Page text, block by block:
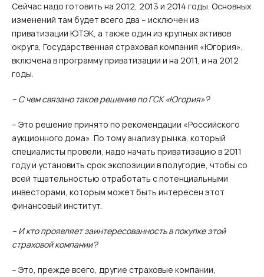
Сейчас надо готовить на 2012, 2013 и 2014 годы. Основных
изменений там будет всего два – исключен из
приватизации ЮТЭК, а также один из крупных активов
округа, Государственная страховая компания «Югория»,
включена в программу приватизации и на 2011, и на 2012
годы.
– С чем связано такое решение по ГСК «Югория»?
– Это решение принято по рекомендации «Российского
аукционного дома». По тому анализу рынка, который
специалисты провели, надо начать приватизацию в 2011
году и установить срок экспозиции в полугодие, чтобы со
всей тщательностью отработать с потенциальными
инвесторами, которым может быть интересен этот
финансовый институт.
– И кто проявляет заинтересованность в покупке этой
страховой компании?
– Это, прежде всего, другие страховые компании,